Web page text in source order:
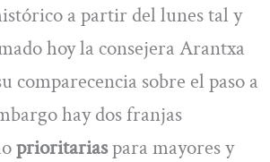
a partir del lunes tal y
hoy la consejera Arantxa
comparecencia sobre el paso a
hay dos franjas
prioritariaspara mayores y